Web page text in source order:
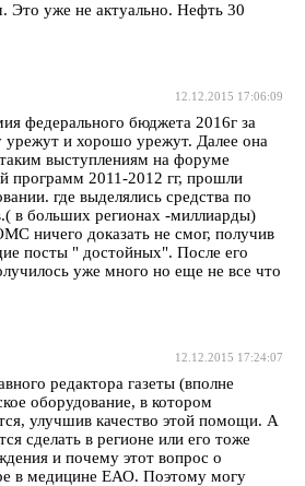
Это уже не актуально. Нефть 30
12.12.2015 17:06:09
федерального бюджета 2016г за
урежут и хорошо урежут. Далее она
выступлениям на форуме
программ 2011-2012 гг, прошли
где выделялись средства по
в больших регионах -миллиарды)
ничего доказать не смог, получив
посты " достойных". После его
уже много но еще не все что
12.12.2015 17:24:07
редактора газеты (вполне
оборудование, в котором
улучшив качество этой помощи. А
сделать в регионе или его тоже
и почему этот вопрос о
в медицине ЕАО. Поэтому могу